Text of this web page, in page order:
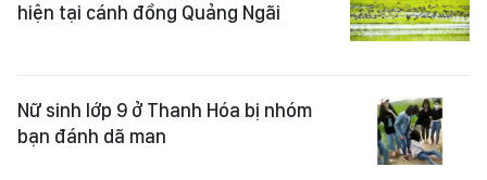
hiện tại cánh đồng Quảng Ngãi
Nữ sinh lớp 9 ở Thanh Hóa bị nhóm
bạn đánh dã man